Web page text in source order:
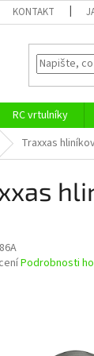
KONTAKT
RC vrtulníky
Traxxas
Podrobnosti